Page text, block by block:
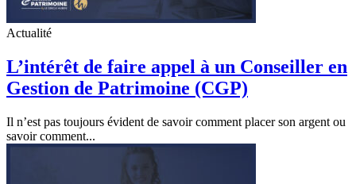
Actualité
L’intérêt de faire appel à un Conseiller en
Gestion de Patrimoine (CGP)
Il n’est pas toujours évident de savoir comment placer son argent ou
savoir comment...